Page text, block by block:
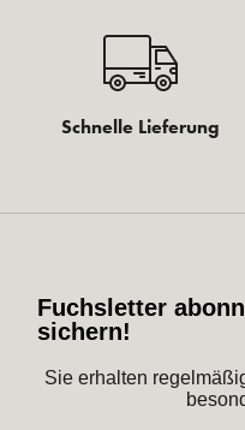
Schnelle Lieferung
Fuchsletter
sichern!
Sie erhalten